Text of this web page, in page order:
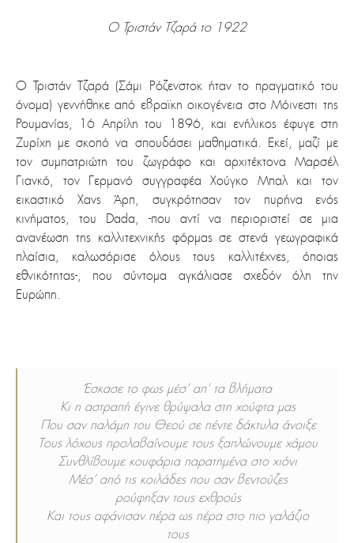
Ο Τριστάν Τζαρά το 1922
Ο Τριστάν Τζαρά (Σάμι Ρόζενστοκ ήταν το πραγματικό του
όνομα) γεννήθηκε από εβραϊκη οικογένεια στο Μόινεστι της
Ρουμανίας, 16 Απρίλη του 1896, και ενήλικος έφυγε στη
Ζυρίχη με σκοπό να σπουδάσει μαθηματικά. Εκεί, μαζί με
τον συμπατριώτη του ζωγράφο και αρχιτέκτονα Μαρσέλ
Γιανκό, τον Γερμανό συγγραφέα Χούγκο Μπαλ και τον
εικαστικό Χανς Άρπ, συγκρότησαν τον πυρήνα ενός
κινήματος, του Dada, -που αντί να περιοριστεί σε μια
ανανέωση της καλλιτεχνικής φόρμας σε στενά γεωγραφικά
πλαίσια, καλωσόρισε όλους τους καλλιτέχνες, όποιας
εθνικότητας-, που σύντομα αγκάλιασε σχεδόν όλη την
Ευρώπη.
Έσκασε το φως μέσ’ απ’ τα βλήματα
Κι η αστραπή έγινε θρύψαλα στη χούφτα μας
Που σαν παλάμη του Θεού σε πέντε δάκτυλα άνοιξε
Τους λόχους προλαβαίνουμε τους ξαπλώνουμε χάμου
Συνθλίβουμε κουφάρια παρατημένα στο χιόνι
Μέσ’ από τις κοιλάδες που σαν βεντούζες
ρούφηξαν τους εχθρούς
Και τους αφάνισαν πέρα ως πέρα στο πιο γαλάζιο
τους